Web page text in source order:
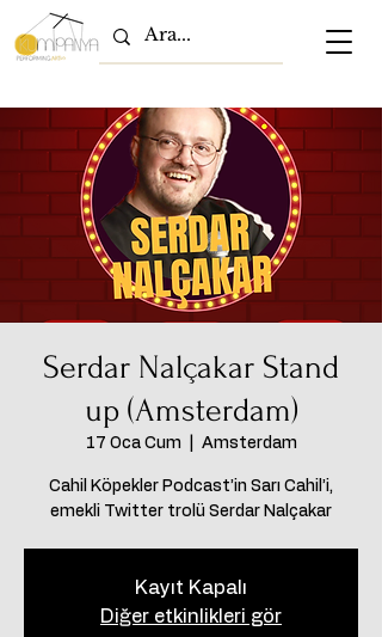
Serdar Nalçakar Stand
up (Amsterdam)
17 Oca Cum Amsterdam
Cahil Köpekler Podcast’in Sarı Cahil’i,
emekli Twitter trolü Serdar Nalçakar
Kayıt Kapalı
Diğer etkinlikleri gör